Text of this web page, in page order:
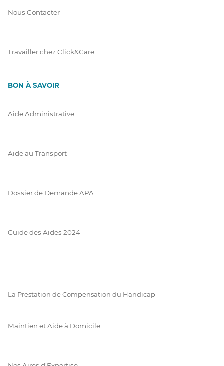
Nous Contacter
Travailler chez Click&Care
BON À SAVOIR
Aide Administrative
Aide au Transport
Dossier de Demande APA
Guide des Aides 2024
La Prestation de Compensation du Handicap
Maintien et Aide à Domicile